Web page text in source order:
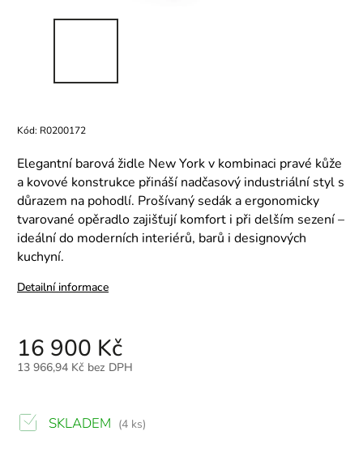
Kód: R0200172
Elegantní barová židle New York v kombinaci pravé kůže
a kovové konstrukce přináší nadčasový industriální styl s
důrazem na pohodlí. Prošívaný sedák a ergonomicky
tvarované opěradlo zajišťují komfort i při delším sezení –
ideální do moderních interiérů, barů i designových
kuchyní.
Detailní informace
16 900 Kč
13 966,94 Kč bez DPH
SKLADEM (4 ks)